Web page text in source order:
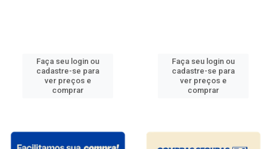
Faça seu login ou
cadastre-se para
ver preços e
comprar
Faça seu login ou
cadastre-se para
ver preços e
comprar